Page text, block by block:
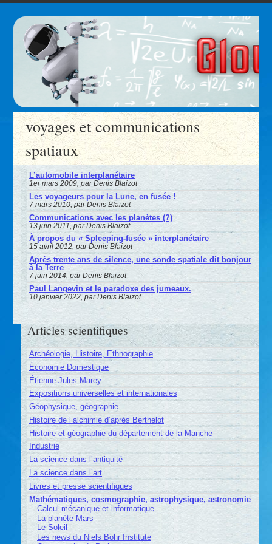
voyages et communications
spatiaux
L’automobile interplanétaire
1er mars 2009, par Denis Blaizot
Les voyageurs pour la Lune, en fusée !
7 mars 2010, par Denis Blaizot
Communications avec les planètes (?)
13 juin 2011, par Denis Blaizot
À propos du « Spleeping-fusée » interplanétaire
15 avril 2012, par Denis Blaizot
Après trente ans de silence, une sonde spatiale dit bonjour
à la Terre
7 juin 2014, par Denis Blaizot
Paul Langevin et le paradoxe des jumeaux.
10 janvier 2022, par Denis Blaizot
Articles scientifiques
Archéologie, Histoire, Ethnographie
Économie Domestique
Étienne-Jules Marey
Expositions universelles et internationales
Géophysique, géographie
Histoire de l’alchimie d’après Berthelot
Histoire et géographie du département de la Manche
Industrie
La science dans l’antiquité
La science dans l’art
Livres et presse scientifiques
Mathématiques, cosmographie, astrophysique, astronomie
Calcul mécanique et informatique
La planète Mars
Le Soleil
Les news du Niels Bohr Institute